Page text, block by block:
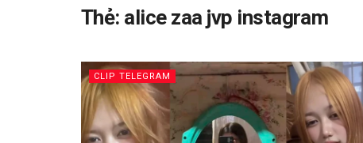
Thẻ: alice zaa jvp instagram
CLIP TELEGRAM